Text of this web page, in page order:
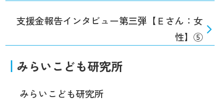
支援金報告インタビュー第三弾【Ｅさん：女
性】⑤
みらいこども研究所
みらいこども研究所